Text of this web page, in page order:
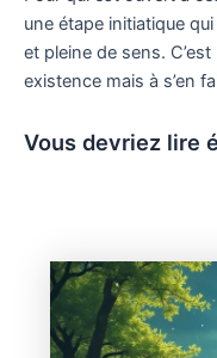
une étape initiatique
et pleine de sens.
existence mais à s’en
Vous devriez lire